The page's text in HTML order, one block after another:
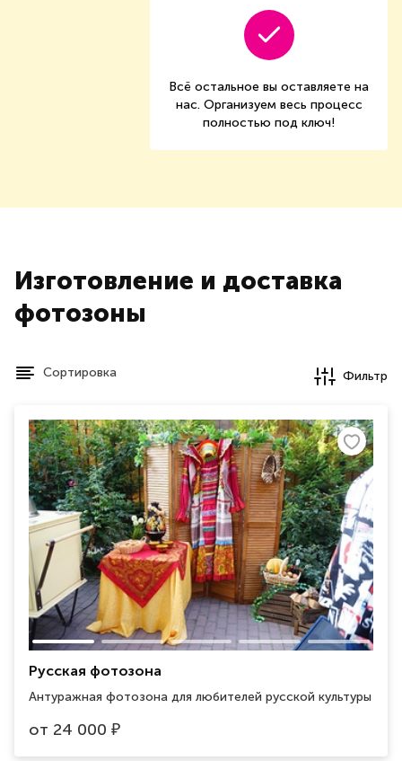
Всё остальное вы оставляете на
нас. Организуем весь процесс
полностью под ключ!
Изготовление и доставка
фотозоны
Сортировка Фильтр
Русская фотозона
Антуражная фотозона для любителей русской культуры
от 24 000 ₽